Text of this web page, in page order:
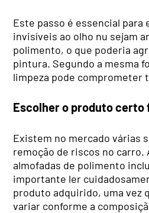
Este passo é essencial para
invisíveis ao olho nu sejam
polimento, o que poderia
pintura. Segundo a mesma
limpeza pode comprometer
Escolher o produto certo
Existem no mercado várias
remoção de riscos no carro.
almofadas de polimento
importante ler
produto adquirido, uma vez
variar conforme a